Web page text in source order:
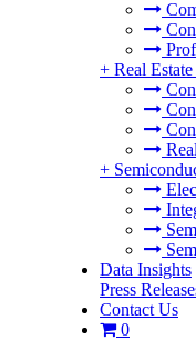
+ Real
+
Data Insights
Press
Contact Us
0